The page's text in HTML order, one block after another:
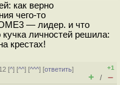
как верно
чего-то
— лидер. и что
личностей решила:
крестах!
[^] [^^] [^^^] [ответить]
+1
+ / –